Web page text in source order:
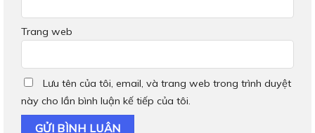
Trang web
Lưu tên của tôi, email, và trang web trong trình duyệt
này cho lần bình luận kế tiếp của tôi.